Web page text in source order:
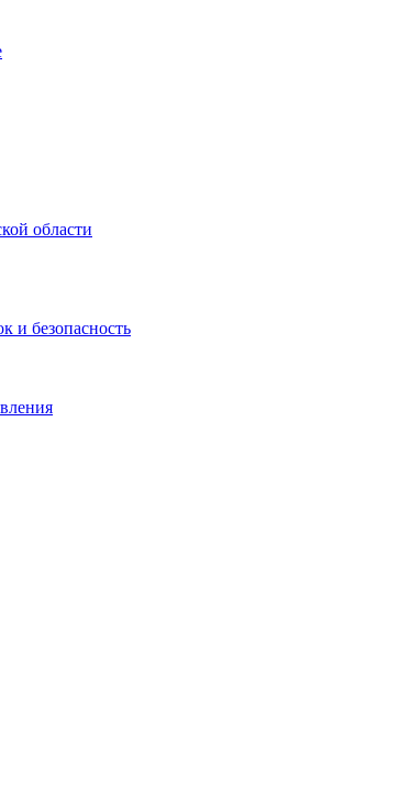
области
и безопасность